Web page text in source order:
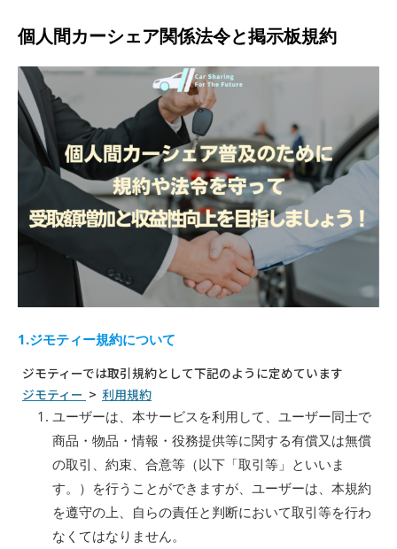
個人間カーシェア関係法令と掲示板規約
1.ジモティー規約について
ジモティーでは取引規約として下記のように定めています
ジモティー > 利用規約
ユーザーは、本サービスを利用して、ユーザー同士で
商品・物品・情報・役務提供等に関する有償又は無償
の取引、約束、合意等（以下「取引等」といいま
す。）を行うことができますが、ユーザーは、本規約
を遵守の上、自らの責任と判断において取引等を行わ
なくてはなりません。